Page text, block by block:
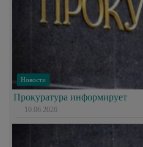
Новости
Прокуратура информирует
10.06.2026